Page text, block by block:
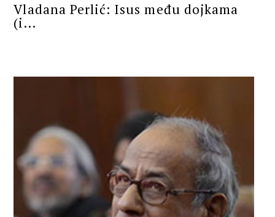
Vladana Perlić: Isus među dojkama
(i...